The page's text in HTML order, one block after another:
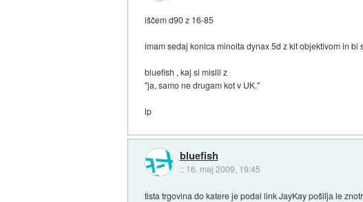
iščem d90 z 16-85
imam sedaj konica minolta dynax 5d z kit objektivom in
bluefish , kaj si mislil z
"ja, samo ne drugam kot v UK."
lp
bluefish
:: 16. maj 2009, 19:45
tista trgovina do katere je podal link JayKay pošilja le